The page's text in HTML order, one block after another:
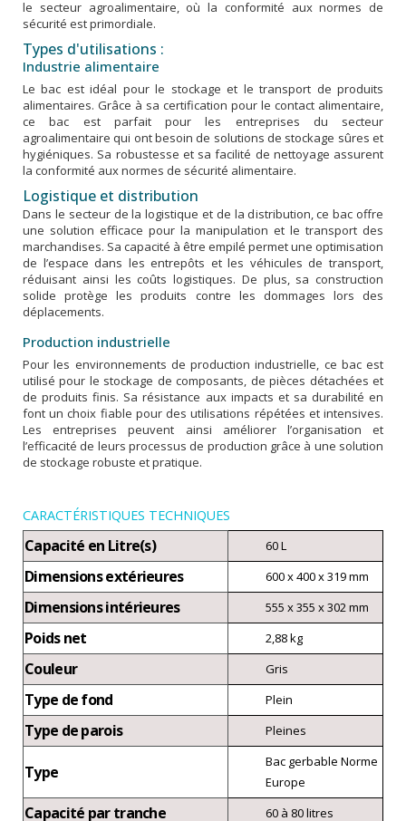
le secteur agroalimentaire, où la conformité aux normes de
sécurité est primordiale.
Types d'utilisations :
Industrie alimentaire
Le bac est idéal pour le stockage et le transport de produits
alimentaires. Grâce à sa certification pour le contact alimentaire,
ce bac est parfait pour les entreprises du secteur
agroalimentaire qui ont besoin de solutions de stockage sûres et
hygiéniques. Sa robustesse et sa facilité de nettoyage assurent
la conformité aux normes de sécurité alimentaire.
Logistique et distribution
Dans le secteur de la logistique et de la distribution, ce bac offre
une solution efficace pour la manipulation et le transport des
marchandises. Sa capacité à être empilé permet une optimisation
de l’espace dans les entrepôts et les véhicules de transport,
réduisant ainsi les coûts logistiques. De plus, sa construction
solide protège les produits contre les dommages lors des
déplacements.
Production industrielle
Pour les environnements de production industrielle, ce bac est
utilisé pour le stockage de composants, de pièces détachées et
de produits finis. Sa résistance aux impacts et sa durabilité en
font un choix fiable pour des utilisations répétées et intensives.
Les entreprises peuvent ainsi améliorer l’organisation et
l’efficacité de leurs processus de production grâce à une solution
de stockage robuste et pratique.
CARACTÉRISTIQUES TECHNIQUES
Capacité en Litre(s) 60 L
Dimensions extérieures 600 x 400 x 319 mm
Dimensions intérieures 555 x 355 x 302 mm
Poids net 2,88 kg
Couleur Gris
Type de fond Plein
Type de parois Pleines
Type
Bac gerbable Norme
Europe
Capacité par tranche 60 à 80 litres